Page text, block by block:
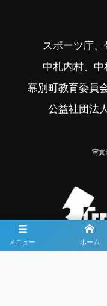
メニュー ホーム
スポーツ庁
中札内村、
幕別町教育委員
公益社団法
写真